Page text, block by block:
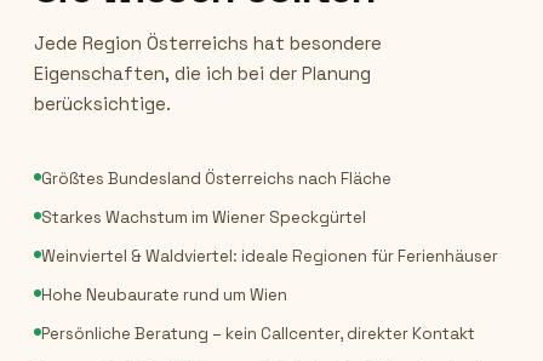
Jede Region Österreichs hat besondere
Eigenschaften, die ich bei der Planung
berücksichtige.
Größtes Bundesland Österreichs nach Fläche
Starkes Wachstum im Wiener Speckgürtel
Weinviertel & Waldviertel: ideale Regionen für Ferienhäuser
Hohe Neubaurate rund um Wien
Persönliche Beratung – kein Callcenter, direkter Kontakt